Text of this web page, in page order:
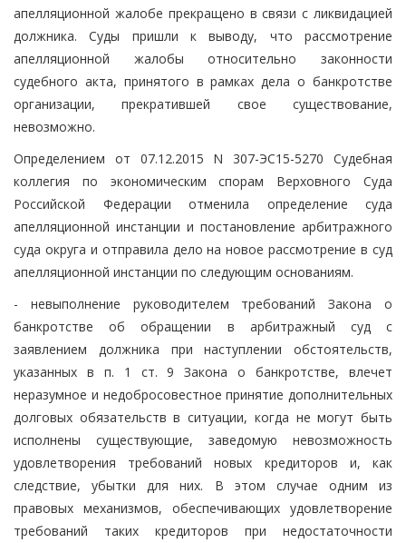
апелляционной жалобе прекращено в связи с ликвидацией
должника. Суды пришли к выводу, что рассмотрение
апелляционной жалобы относительно законности
судебного акта, принятого в рамках дела о банкротстве
организации, прекратившей свое существование,
невозможно.
Определением от 07.12.2015 N 307-ЭС15-5270 Судебная
коллегия по экономическим спорам Верховного Суда
Российской Федерации отменила определение суда
апелляционной инстанции и постановление арбитражного
суда округа и отправила дело на новое рассмотрение в суд
апелляционной инстанции по следующим основаниям.
- невыполнение руководителем требований Закона о
банкротстве об обращении в арбитражный суд с
заявлением должника при наступлении обстоятельств,
указанных в п. 1 ст. 9 Закона о банкротстве, влечет
неразумное и недобросовестное принятие дополнительных
долговых обязательств в ситуации, когда не могут быть
исполнены существующие, заведомую невозможность
удовлетворения требований новых кредиторов и, как
следствие, убытки для них. В этом случае одним из
правовых механизмов, обеспечивающих удовлетворение
требований таких кредиторов при недостаточности